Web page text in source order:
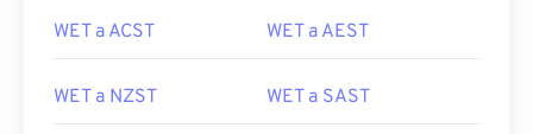
WET a ACST WET a AEST
WET a NZST WET a SAST